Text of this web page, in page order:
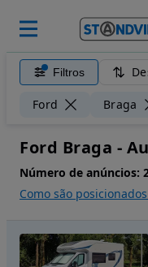
Filtros
Ford Braga
Ford Braga -
Número de anúncios:
Como são